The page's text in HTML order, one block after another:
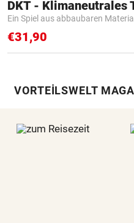
Ein Spiel aus abbaubaren
€31,90
VORTEILSWELT